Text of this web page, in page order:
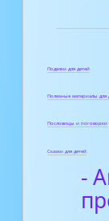
Поделки для детей
Полезные материалы для
Пословицы и поговорки
Сказки для детей
-